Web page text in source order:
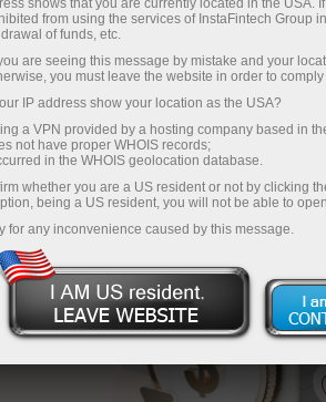
فوركس، يمكنك الوصول إلى
إلى 1:5000، وبعض من أفضل فروق
والعمولات في السوق، وظروف
مواتية لتداول الأسهم والمؤشرات
الحصول على مكافأة تصل إلى
30% على إيداعه، والاستفادة من
30% مكافأة
لكل إيداع
سرعة
وعلى الطريق السريع
جائزة هديتك الشخصية الكبرى
قم بإيداع المبلغ في حسابك باستخدام $333 — اختر هدية
تصل قيمتها إلى $1,500
تداول بدون مخاطرة -
نحن نضمن أرباحك
shows that you are currently located in the USA.
from using the services of InstaFintech Group
of funds, etc.
are seeing this message by mistake and your
you must leave the website in order to
IP address show your location as the USA?
a VPN provided by a hosting company based in
not have proper WHOIS records;
in the WHOIS geolocation database.
whether you are a US resident or not by clicking
being a US resident, you will not be able to
for any inconvenience caused by this message.